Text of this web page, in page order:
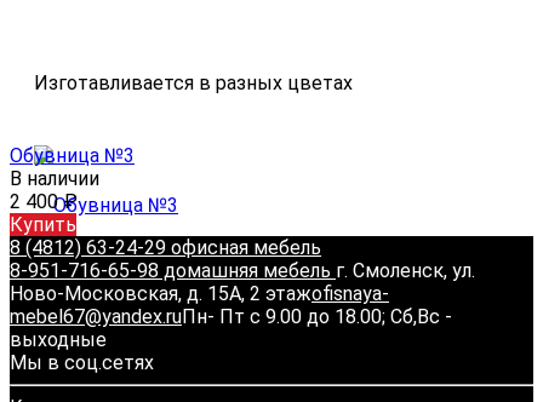
Изготавливается в разных цветах
Обувница №3
В наличии
2 400₽
Купить
8 (4812) 63-24-29 офисная мебель
8-951-716-65-98 домашняя мебель г. Смоленск, ул.
Ново-Московская, д. 15А, 2 этажofisnaya-
mebel67@yandex.ruПн- Пт с 9.00 до 18.00; Сб,Вс -
выходные
Мы в соц.сетях